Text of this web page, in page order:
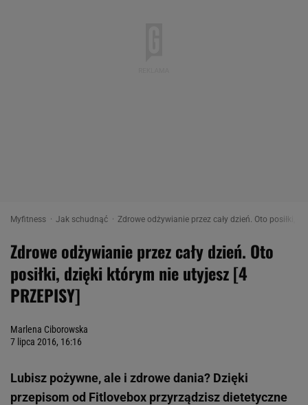
Myfitness Jak schudnąć Zdrowe odżywianie przez cały dzień. Oto posiłki,
Zdrowe odżywianie przez cały dzień. Oto
posiłki, dzięki którym nie utyjesz [4
PRZEPISY]
Marlena Ciborowska
7 lipca 2016, 16:16
Lubisz pożywne, ale i zdrowe dania? Dzięki
przepisom od Fitlovebox przyrządzisz dietetyczne